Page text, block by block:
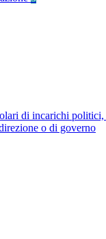
di incarichi politici,
o di governo